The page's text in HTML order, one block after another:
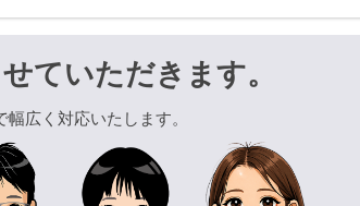
ていただきます。
広く対応いたします。